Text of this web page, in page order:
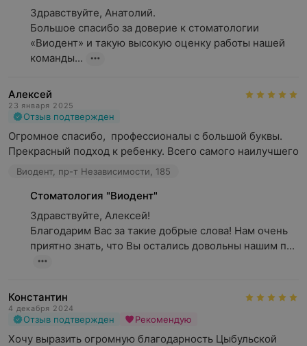
Здравствуйте, Анатолий.
Большое спасибо за доверие к стоматологии
«Виодент» и такую высокую оценку работы нашей
команды...
Алексей
23 января 2025
Отзыв подтвержден
Огромное спасибо,  профессионалы с большой буквы.
Прекрасный подход к ребенку. Всего самого наилучшего
Виодент, пр-т Независимости, 185
Стоматология "Виодент"
Здравствуйте, Алексей!
Благодарим Вас за такие добрые слова! Нам очень
приятно знать, что Вы остались довольны нашим п...
Константин
4 декабря 2024
Отзыв подтвержден Рекомендую
Хочу выразить огромную благодарность Цыбульской